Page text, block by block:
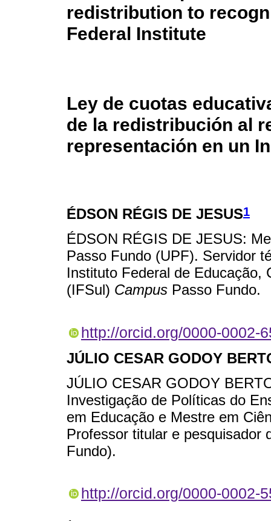
redistribution to
Federal Institute
Ley de cuotas
de la redistribución al
representación en un
ÉDSON RÉGIS DE JESUS1
ÉDSON RÉGIS DE JESUS:
Passo Fundo (UPF). Servidor
Instituto Federal de Educação,
(IFSul) Campus Passo Fundo.
http://orcid.org/0000-0002-
JÚLIO CESAR GODOY
JÚLIO CESAR GODOY
Investigação de Políticas do
em Educação e Mestre em
Professor titular e pesquisador
Fundo).
http://orcid.org/0000-0002-